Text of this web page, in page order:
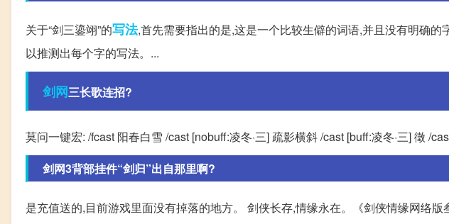
关于“剑三鎏翊”的写法,首先需要指出的是,这是一个比较生僻的词语,并且没有明确
以推测出每个字的写法。...
剑网三长歌连招?
莫问一键宏: /fcast 阳春白雪 /cast [nobuff:凌冬·三] 疏影横斜 /cast [buff:凌冬·三] 徵 /
剑网3背部挂件“剑归”出自那里啊?
是充值送的,目前游戏里面没有掉落的地方。 剑侠长存,情缘永在。《剑侠情缘网络版